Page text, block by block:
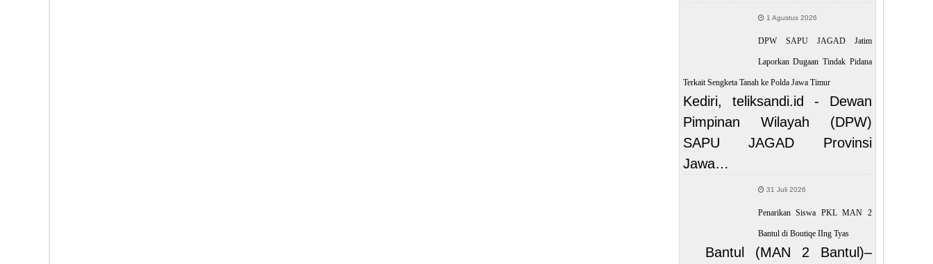
1 Agustus 2026
DPW SAPU JAGAD Jatim
Laporkan Dugaan Tindak Pidana
Terkait Sengketa Tanah ke Polda Jawa Timur
Kediri, teliksandi.id - Dewan
Pimpinan Wilayah (DPW)
SAPU JAGAD Provinsi
Jawa…
31 Juli 2026
Penarikan Siswa PKL MAN 2
Bantul di Boutiqe IIng Tyas
Bantul (MAN 2 Bantul)–